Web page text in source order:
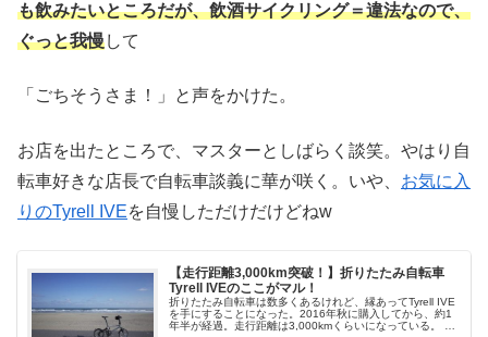
も飲みたいところだが、飲酒サイクリング＝違法なので、
ぐっと我慢して
「ごちそうさま！」と声をかけた。
お店を出たところで、マスターとしばらく談笑。やはり自
転車好きな店長で自転車談義に華が咲く。いや、 お気に入
りのTyrell IVEを自慢しただけだけどねw
【走行距離3,000km突破！】折りたたみ自転車
Tyrell IVEのここがマル！
折りたたみ自転車は数多くあるけれど、縁あってTyrell IVE
を手にすることになった。2016年秋に購入してから、約1
年半が経過。走行距離は3,000kmくらいになっている。 今